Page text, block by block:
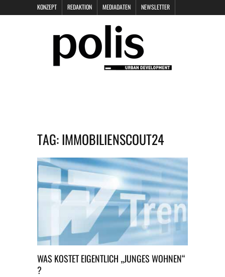
KONZEPT REDAKTION MEDIADATEN NEWSLETTER
DATENSCHUTZ
TAG:IMMOBILIENSCOUT24
WAS KOSTET EIGENTLICH „JUNGES WOHNEN“
?